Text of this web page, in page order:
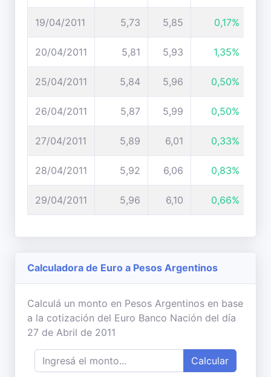
19/04/2011 5,73 5,85 0,17%
20/04/2011 5,81 5,93 1,35%
25/04/2011 5,84 5,96 0,50%
26/04/2011 5,87 5,99 0,50%
27/04/2011 5,89 6,01 0,33%
28/04/2011 5,92 6,06 0,83%
29/04/2011 5,96 6,10 0,66%
Calculadora de Euro a Pesos Argentinos
Calculá un monto en Pesos Argentinos en base
a la cotización del Euro Banco Nación del día
27 de Abril de 2011
Calcular